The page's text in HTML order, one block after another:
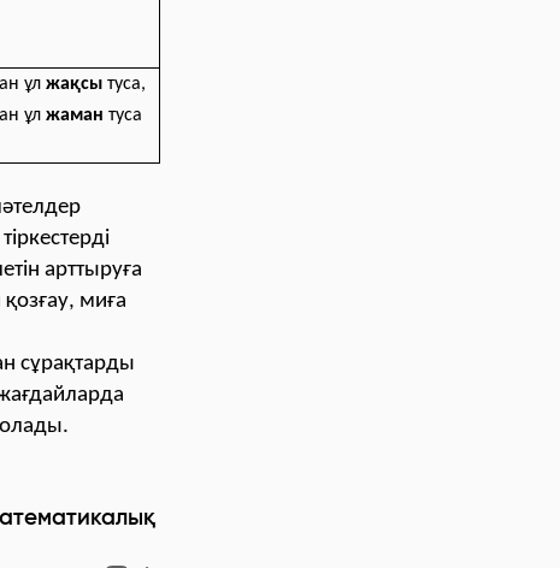
ұл жақсы туса,
ұл жаман туса
арттыруға
миға
сұрақтарды